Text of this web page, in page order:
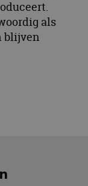
als
blijven